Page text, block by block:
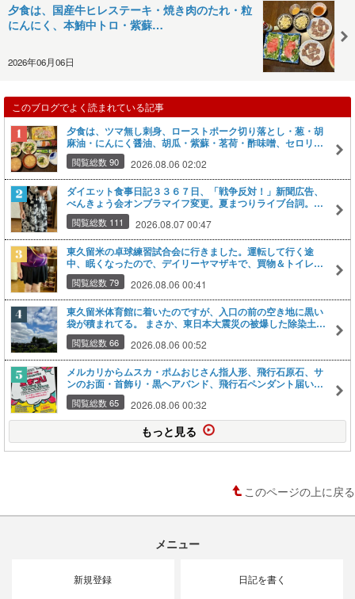
夕食は、国産牛ヒレステーキ・焼き肉のたれ・粒
にんにく、本鮪中トロ・紫蘇…
2026年06月06日
このブログでよく読まれている記事
夕食は、ツマ無し刺身、ローストポーク切り落とし・葱・胡
麻油・にんにく醤油、胡瓜・紫蘇・茗荷・酢味噌、セロリの
塩昆布和え、豆腐・ネギの味噌汁、グレープフルーツ２種・
オレンジの剥き身。
閲覧総数 90 2026.08.06 02:02
ダイエット食事日記３３６７日、「戦争反対！」新聞広告、
べんきょう会オンブラマイフ変更。夏まつりライブ台詞。ア
ブラゼミ、王子の北とぴあVIEW＆KITCHEN QUAD17（ク
アドイチナナ）、トライシアター鑑賞（いっぽうそのころ、
あみあみばあちゃん、ちぃサッシェおぉサック、唄語り怪談
日本昔話鬼）。杉玉。パズーの茶ベスト
閲覧総数 111 2026.08.07 00:47
東久留米の卓球練習試合会に行きました。運転して行く途
中、眠くなったので、デイリーヤマザキで、買物＆トイレ。
カフェオレ、ミンティア「最強ミントで目覚めろ呼吸」を購
入。
閲覧総数 79 2026.08.06 00:41
東久留米体育館に着いたのですが、入口の前の空き地に黒い
袋が積まれてる。 まさか、東日本大震災の被爆した除染土じ
ゃないよねｗ・・・埼玉県内にも０．７万ｔ。これもそうか
もしれないなあ・・・ 汚染土を再利用だなんて、なんのため
に除去したのか分からないじゃない・・・
閲覧総数 66 2026.08.06 00:52
メルカリからムスカ・ポムおじさん指人形、飛行石原石、サ
ンのお面・首飾り・黒ヘアバンド、飛行石ペンダント届い
た。８月２２日の夏まつりライブで歌う曲「もののけ姫」
「君をのせて」（天空の城ラピュタ）の前後に指人形やコス
プレ？で小芝居を使用かと思ってるのですが、その小道具・
閲覧総数 65 2026.08.06 00:32
もっと見る
このページの上に戻る
メニュー
新規登録 日記を書く